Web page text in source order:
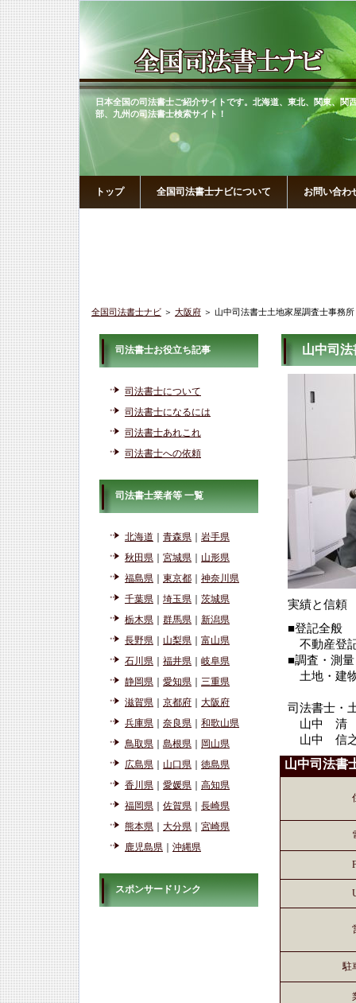
日本全国の司法書士ご紹介サイトです。北海道、東北、関東、関
部、九州の司法書士検索サイト！
トップ 全国司法書士ナビについて お問い合わ
全国司法書士ナビ ＞ 大阪府 ＞ 山中司法書士土地家屋調査士事務所
山中司
実績と信頼
■登記全般
不動産登
■調査・測量
土地・建
司法書士・
山中 清
山中 信
山中司法書
駐
司法書士お役立ち記事
司法書士について
司法書士になるには
司法書士あれこれ
司法書士への依頼
司法書士業者等 一覧
北海道 青森県
岩手県
秋田県
宮城県
山形県
福島県
東京都
神奈川県
千葉県
埼玉県
茨城県
栃木県
群馬県
新潟県
長野県
山梨県
富山県
石川県
福井県
岐阜県
静岡県
愛知県
三重県
滋賀県
京都府
大阪府
兵庫県
奈良県
和歌山県
鳥取県
島根県
岡山県
広島県
山口県
徳島県
香川県
愛媛県
高知県
福岡県
佐賀県
長崎県
熊本県
大分県
宮崎県
鹿児島県
沖縄県
スポンサードリンク